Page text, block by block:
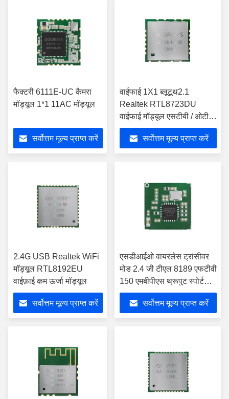
फैक्टरी 6111E-UC कैमरा
मॉड्यूल 1*1 11AC मॉड्यूल
सर्वोत्तम मूल्य प्राप्त करें
वाईफाई 1X1 ब्लूटूथ2.1
Realtek RTL8723DU
वाईफाई मॉड्यूल एसटीबी / ओटीटी
के लिए
सर्वोत्तम मूल्य प्राप्त करें
2.4G USB Realtek WiFi
मॉड्यूल RTL8192EU
वाईफ़ाई कम ऊर्जा मॉड्यूल
सर्वोत्तम मूल्य प्राप्त करें
एसडीआईओ वायरलेस ट्रांसीवर
मोड 2.4 जी टीएल 8189 एफटीवी
150 एमबीपीएस थ्रूपुट स्पोर्ट
डीवी के लिए:
सर्वोत्तम मूल्य प्राप्त करें